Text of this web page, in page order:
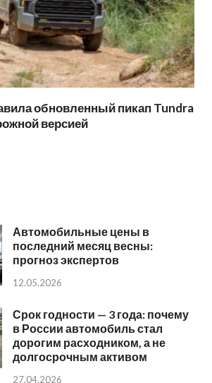
обновленный пикап Tundra
версией
Автомобильные цены в
последний месяц весны:
прогноз экспертов
12.05.2026
Срок годности — 3 года: почему
в России автомобиль стал
дорогим расходником, а не
долгосрочным активом
27.04.2026